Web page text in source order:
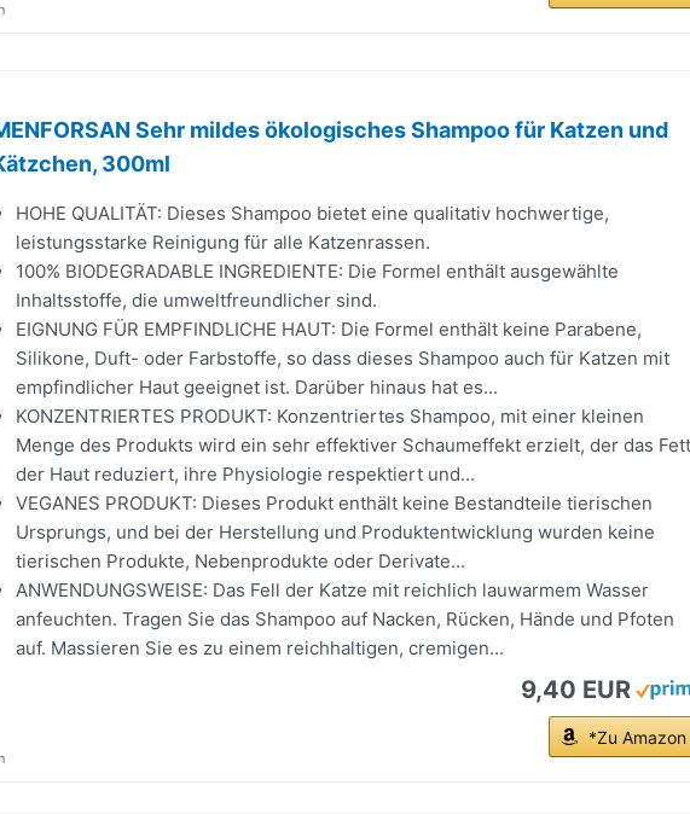
Sehr mildes ökologisches Shampoo für Katzen und
300ml
HOHE QUALITÄT: Dieses Shampoo bietet eine qualitativ hochwertige,
leistungsstarke Reinigung für alle Katzenrassen.
100% BIODEGRADABLE INGREDIENTE: Die Formel enthält ausgewählte
Inhaltsstoffe, die umweltfreundlicher sind.
EIGNUNG FÜR EMPFINDLICHE HAUT: Die Formel enthält keine Parabene,
Silikone, Duft- oder Farbstoffe, so dass dieses Shampoo auch für Katzen mit
empfindlicher Haut geeignet ist. Darüber hinaus hat es...
KONZENTRIERTES PRODUKT: Konzentriertes Shampoo, mit einer kleinen
Menge des Produkts wird ein sehr effektiver Schaumeffekt erzielt, der das Fett
der Haut reduziert, ihre Physiologie respektiert und...
VEGANES PRODUKT: Dieses Produkt enthält keine Bestandteile tierischen
Ursprungs, und bei der Herstellung und Produktentwicklung wurden keine
tierischen Produkte, Nebenprodukte oder Derivate...
ANWENDUNGSWEISE: Das Fell der Katze mit reichlich lauwarmem Wasser
anfeuchten. Tragen Sie das Shampoo auf Nacken, Rücken, Hände und Pfoten
auf. Massieren Sie es zu einem reichhaltigen, cremigen...
9,40 EUR
*Zu Amazon